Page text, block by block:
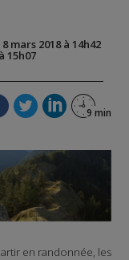
8 mars 2018 à 14h42
15h07
en randonnée, les